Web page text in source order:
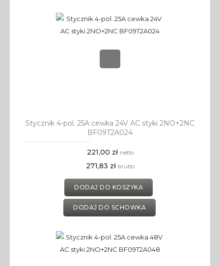
Stycznik 4-pol. 25A cewka 24V AC styki 2NO+2NC
BF09T2A024
221,00 zł netto
271,83 zł brutto
DODAJ DO KOSZYKA
DODAJ DO SCHOWKA